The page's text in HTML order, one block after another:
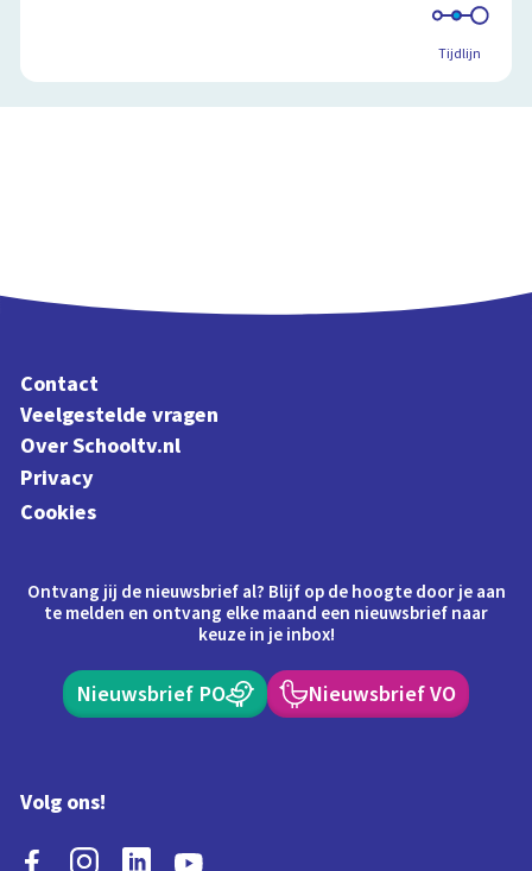
Tijdlijn
Contact
Veelgestelde vragen
Over Schooltv.nl
Privacy
Cookies
Ontvang jij de nieuwsbrief al? Blijf op de hoogte door je aan
te melden en ontvang elke maand een nieuwsbrief naar
keuze in je inbox!
Nieuwsbrief PO Nieuwsbrief VO
Volg ons!